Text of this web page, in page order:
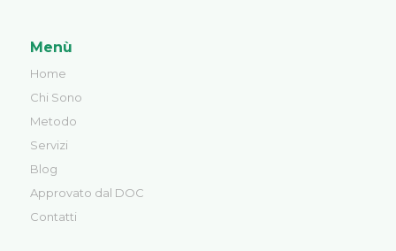
Menù
Home
Chi Sono
Metodo
Servizi
Blog
Approvato dal DOC
Contatti